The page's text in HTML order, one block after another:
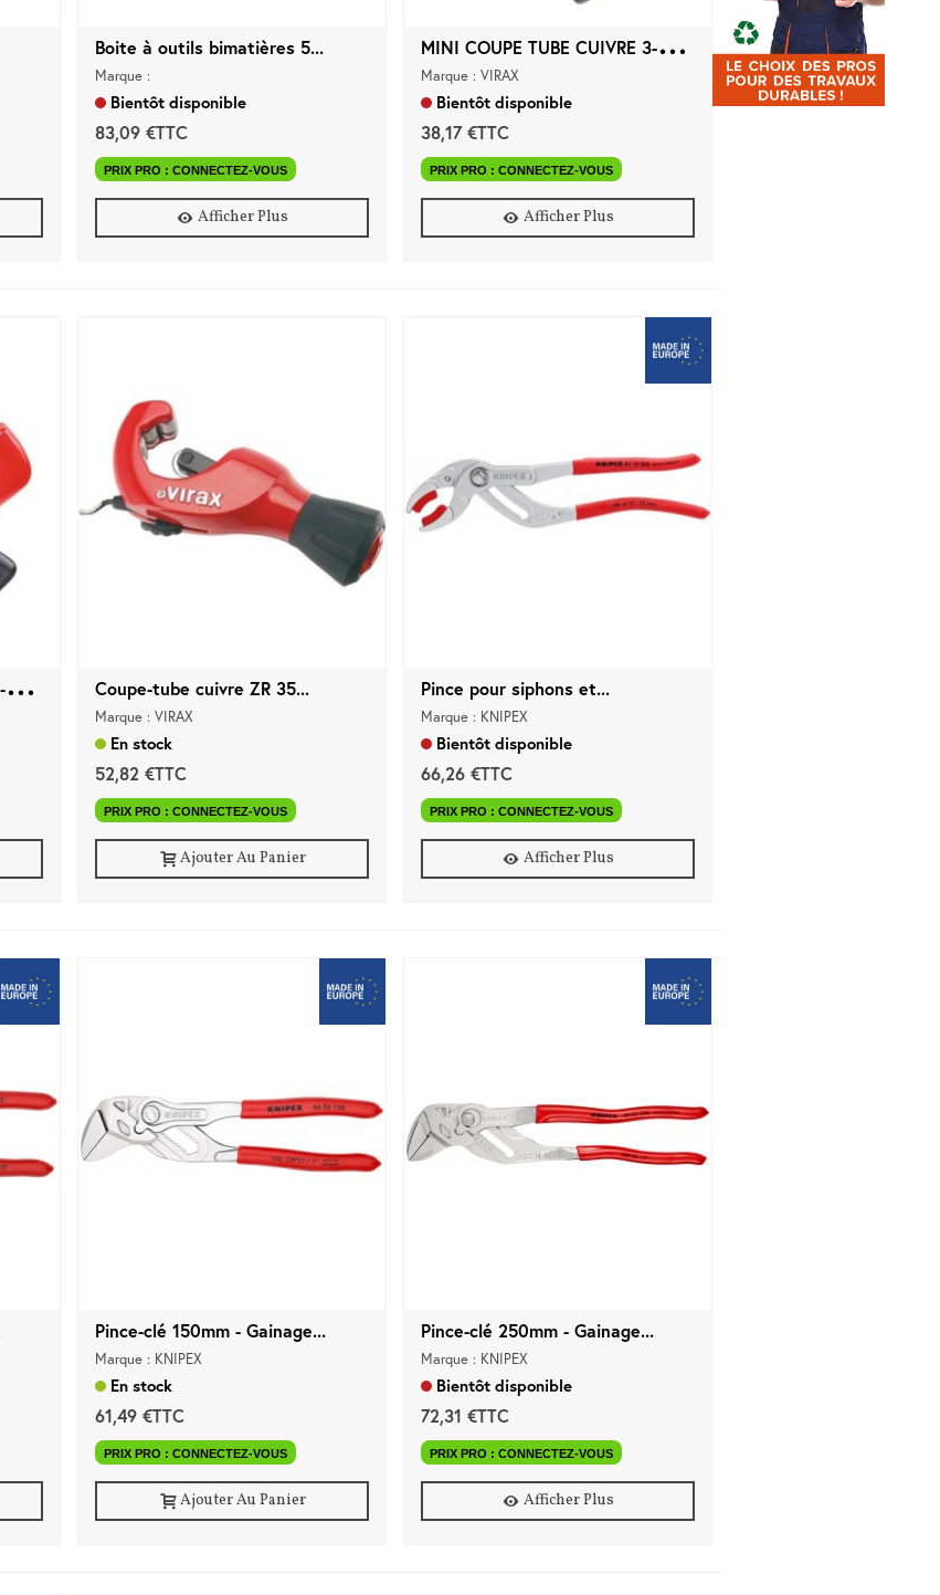
Boite à outils bimatières 5...
Marque :
Bientôt disponible
83,09 €TTC
PRIX PRO : CONNECTEZ-VOUS
Afficher Plus
M
INI COUPE TUBE CUIVRE 3-28 mm
Marque : VIRAX
Bientôt disponible
38,17 €TTC
PRIX PRO : CONNECTEZ-VOUS
Afficher Plus
M
INI COUPE TUBE CUIVRE 3-16 mm Coupe-tube cuivre ZR 35...
Marque : VIRAX
En stock
52,82 €TTC
PRIX PRO : CONNECTEZ-VOUS
Ajouter Au Panier
Pince pour siphons et...
Marque : KNIPEX
Bientôt disponible
66,26 €TTC
PRIX PRO : CONNECTEZ-VOUS
Afficher Plus
Pince-clé 150mm - Gainage...
Marque : KNIPEX
En stock
61,49 €TTC
PRIX PRO : CONNECTEZ-VOUS
Ajouter Au Panier
Pince-clé 250mm - Gainage...
Marque : KNIPEX
Bientôt disponible
72,31 €TTC
PRIX PRO : CONNECTEZ-VOUS
Afficher Plus